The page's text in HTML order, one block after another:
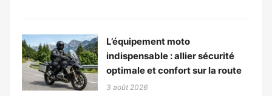
L’équipement moto
indispensable : allier sécurité
optimale et confort sur la route
3 août 2026